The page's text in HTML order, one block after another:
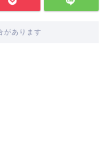
があります